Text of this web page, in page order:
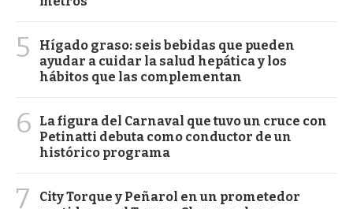
5
Hígado graso: seis bebidas que pueden
ayudar a cuidar la salud hepática y los
hábitos que las complementan
6
La figura del Carnaval que tuvo un cruce con
Petinatti debuta como conductor de un
histórico programa
7
City Torque y Peñarol en un prometedor